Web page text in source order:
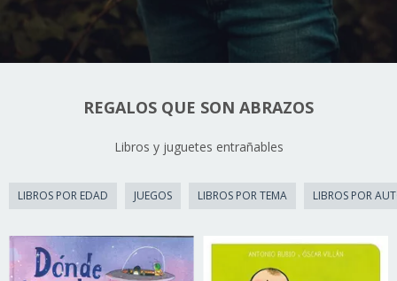
REGALOS QUE SON ABRAZOS
Libros y juguetes entrañables
LIBROS POR EDAD JUEGOS LIBROS POR TEMA LIBROS POR